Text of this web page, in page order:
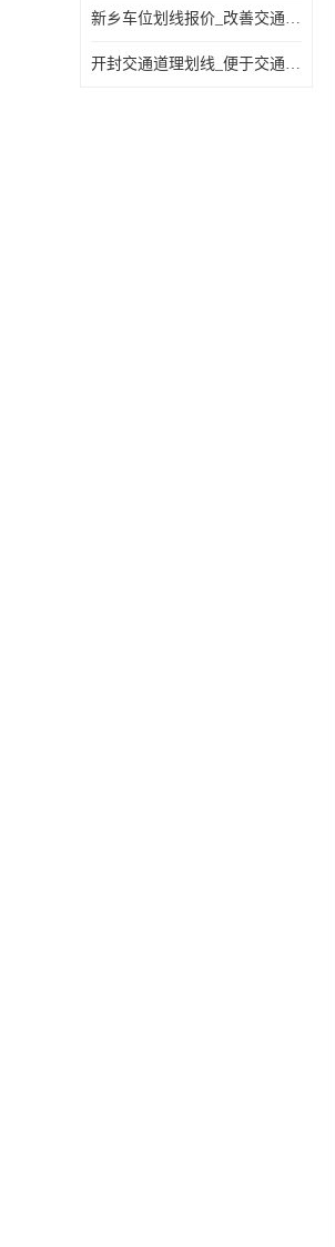
新乡车位划线报价_改善交通效率
开封交通道理划线_便于交通管理